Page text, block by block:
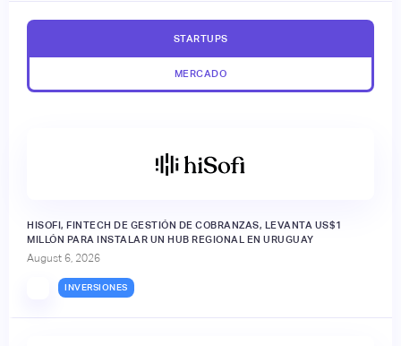
STARTUPS
MERCADO
HISOFI, FINTECH DE GESTIÓN DE COBRANZAS, LEVANTA US$1
MILLÓN PARA INSTALAR UN HUB REGIONAL EN URUGUAY
August 6, 2026
INVERSIONES